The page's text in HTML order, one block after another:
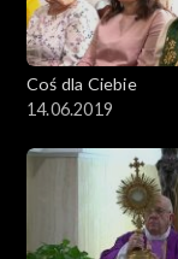
Coś dla Ciebie
14.06.2019